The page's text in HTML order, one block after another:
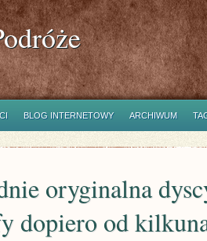
BLOG INTERNETOWY ARCHIWUM
oryginalna
dopiero od